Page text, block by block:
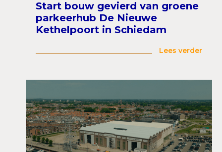
Start bouw gevierd van groene
parkeerhub De Nieuwe
Kethelpoort in Schiedam
Lees verder